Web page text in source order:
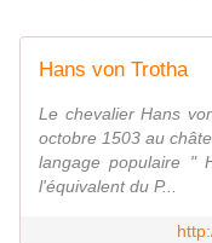
Hans von Trotha
Le chevalier Hans
octobre 1503 au
langage populaire "
l'équivalent du P...